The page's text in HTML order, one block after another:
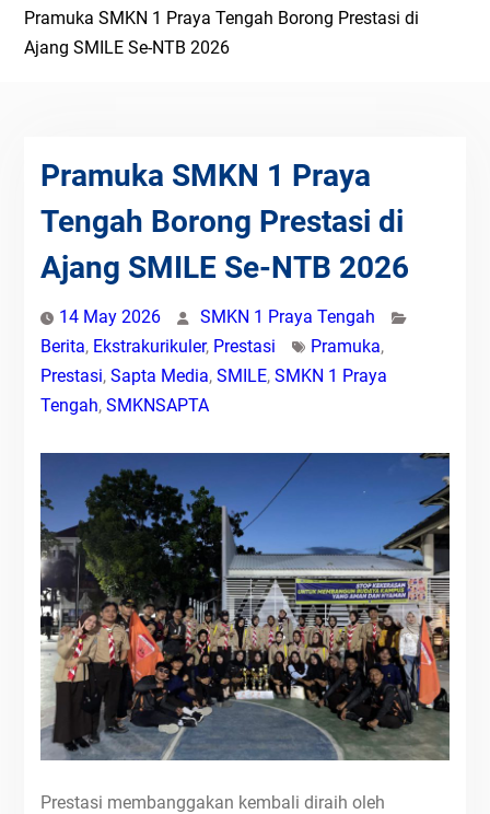
Pramuka SMKN 1 Praya Tengah Borong Prestasi di
Ajang SMILE Se-NTB 2026
Pramuka SMKN 1 Praya
Tengah Borong Prestasi di
Ajang SMILE Se-NTB 2026
14 May 2026
SMKN 1 Praya Tengah
Berita, Ekstrakurikuler, Prestasi Pramuka,
Prestasi, Sapta Media, SMILE, SMKN 1 Praya
Tengah, SMKNSAPTA
Prestasi membanggakan kembali diraih oleh